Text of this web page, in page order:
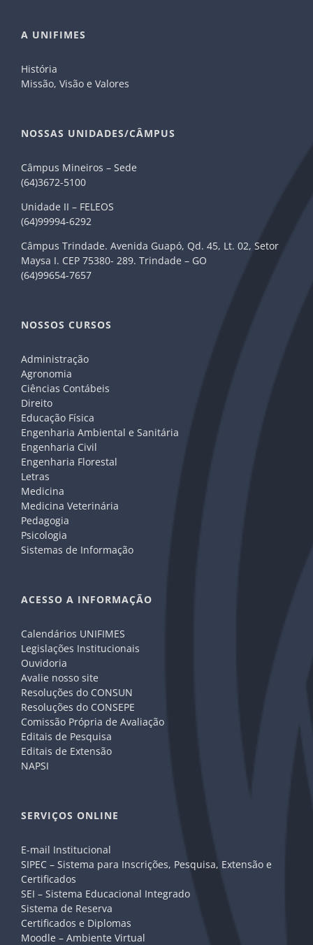
A UNIFIMES
História
Missão, Visão e Valores
NOSSAS UNIDADES/CÂMPUS
Câmpus Mineiros – Sede
(64)3672-5100
Unidade II – FELEOS
(64)99994-6292
Câmpus Trindade. Avenida Guapó, Qd. 45, Lt. 02, Setor
Maysa I. CEP 75380- 289. Trindade – GO
(64)99654-7657
NOSSOS CURSOS
Administração
Agronomia
Ciências Contábeis
Direito
Educação Física
Engenharia Ambiental e Sanitária
Engenharia Civil
Engenharia Florestal
Letras
Medicina
Medicina Veterinária
Pedagogia
Psicologia
Sistemas de Informação
ACESSO A INFORMAÇÃO
Calendários UNIFIMES
Legislações Institucionais
Ouvidoria
Avalie nosso site
Resoluções do CONSUN
Resoluções do CONSEPE
Comissão Própria de Avaliação
Editais de Pesquisa
Editais de Extensão
NAPSI
SERVIÇOS ONLINE
E-mail Institucional
SIPEC – Sistema para Inscrições, Pesquisa, Extensão e
Certificados
SEI – Sistema Educacional Integrado
Sistema de Reserva
Certificados e Diplomas
Moodle – Ambiente Virtual